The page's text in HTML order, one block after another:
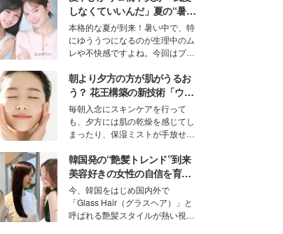
デルの宮城舞と島村雄大の特別対
談をお届け！それぞれの視点か
ら、今作ならではの魅力や予想外
の感動をもたらす奥深いストーリ
ーについて熱く語り合ってもらっ
た。
しなくていいんだ」夏の“暑さ
対策”の新しい選択肢とは？
本格的な夏が到来！暑い中で、特
にゆううつになるのが生理中のム
レや不快感ですよね。今回はプラ
モデル・愛甲ひかりさんと橋下美
好さんを迎えて本音で女子会トー
ク。猛暑のお出かけを快適に過ご
すヒントや、2人が感動した夏の
生理の新常識にも迫りました。
朝より夕方の方が肌がうるお
う？ 花王構築の新技術「ウォ
ーターキャプチャリングスキ
ン（捕水肌）」がスキンケア
の常識を変える予感
毎朝入念にスキンケアを行って
も、夕方には肌の乾燥を感じてし
まったり、保湿ミストが手放せな
な美容の常識を大きく変える可能
性を秘めた、革新的な「Water
Capturing Skin（ウォーターキャ
プチャリングスキン：捕水肌）」
技術を、花王が構築した。
韓国発の“艶髪トレンド”到来
美容好きの女性の自信を育む
「ヘアケア事情」って？
今、韓国をはじめ国内外で
「Glass Hair（グラスヘア）」と
呼ばれる艶髪スタイルが熱い視線